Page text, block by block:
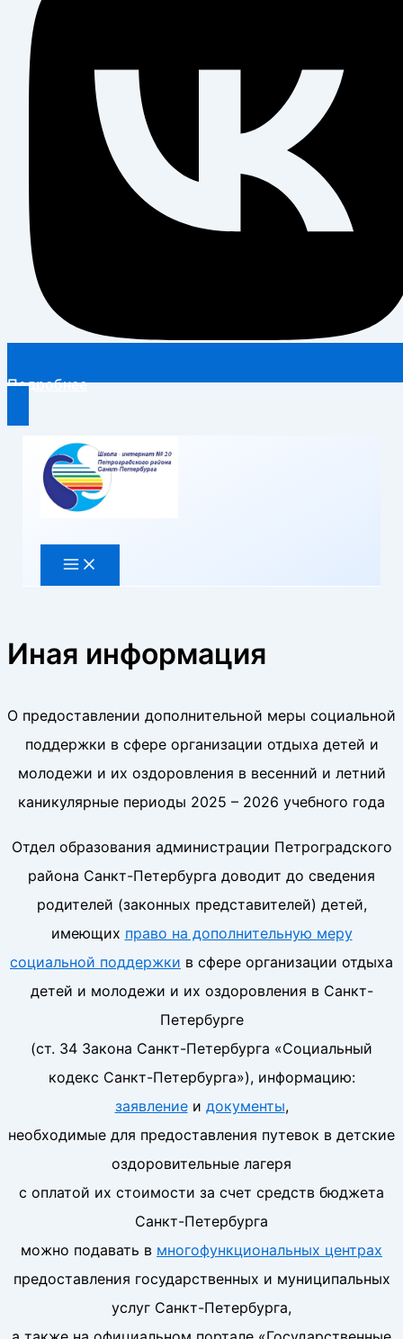
Подробнее
содержимому
Иная информация
О предоставлении дополнительной меры социальной
поддержки в сфере организации отдыха детей и
молодежи и их оздоровления в весенний и летний
каникулярные периоды 2025 – 2026 учебного года
Отдел образования администрации Петроградского
района Санкт-Петербурга доводит до сведения
родителей (законных представителей) детей,
имеющих право на дополнительную меру
социальной поддержки в сфере организации отдыха
детей и молодежи и их оздоровления в Санкт-
Петербурге
(ст. 34 Закона Санкт-Петербурга «Социальный
кодекс Санкт-Петербурга»), информацию:
заявлениеи документы,
необходимые для предоставления путевок в детские
оздоровительные лагеря
с оплатой их стоимости за счет средств бюджета
Санкт-Петербурга
можно подавать в многофункциональных центрах
предоставления государственных и муниципальных
услуг Санкт-Петербурга,